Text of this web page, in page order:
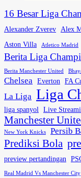
16 Besar Liga
Alexander Zverev Alex
Aston Villa Atletico Madrid
Berita Liga
Berita Manchester United
Chelsea Everton FA
La Liga Liga
liga spanyol Live
Manchester
New York Knicks Persib
Prediksi Bola
preview pertandingan
Real Madrid Vs Manchester City